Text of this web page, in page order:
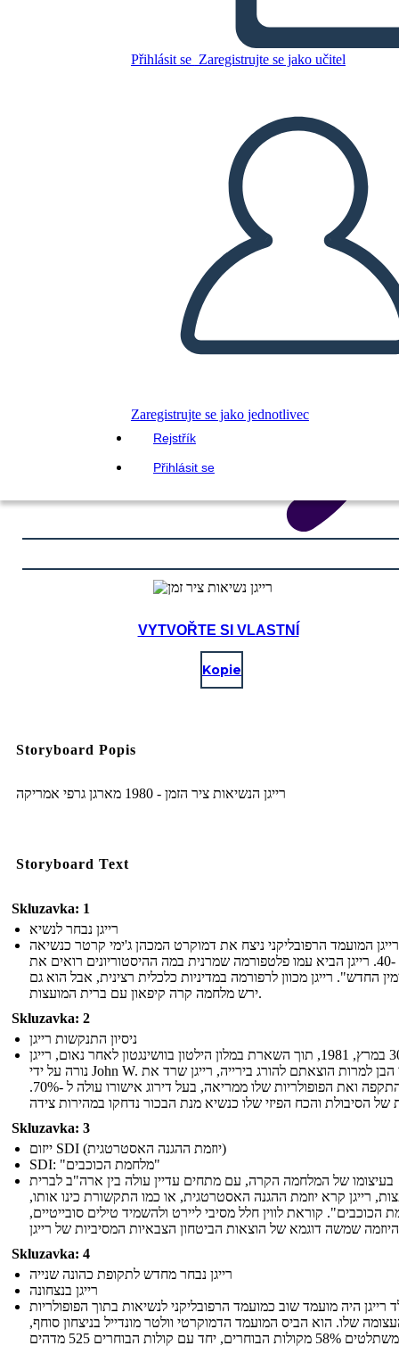
Přihlásit se Zaregistrujte se jako učitel
Zaregistrujte se jako jednotlivec
Rejstřík
Přihlásit se
PŘEHRÁT PREZENTACI
PŘEČTI MI
VYTVOŘTE SI VLASTNÍ
Kopie
Storyboard Popis
רייגן הנשיאות ציר הזמן - 1980 מארגן גרפי אמריקה
Storyboard Text
Skluzavka: 1
רייגן נבחר לנשיא
רייגן המועמד הרפובליקני ניצח את דמוקרט המכהן ג'ימי קרטר כנשיאה
ה -40. רייגן הביא עמו פלטפורמה שמרנית במה ההיסטוריונים רואים את
החדש". רייגן מכוון לרפורמה במדיניות כלכלית רצינית, אבל הוא גם
ירש מלחמה קרה קיפאון עם ברית המועצות.
Skluzavka: 2
ניסיון התנקשות רייגן
ב- 30 במרץ, 1981, תוך השארת במלון הילטון בוושינגטון לאחר נאום, רייגן
נורה על ידי John W. הינקלי הבן למרות הוצאתם להורג בירייה, רייגן שרד את
ההתקפה ואת הפופולריות שלו ממריאה, בעל דירוג אישורו עולה ל -70%.
Skluzavka: 3
ייזום SDI (יוזמת ההגנה האסטרטגית)
SDI: "מלחמת הכוכבים"
בעיצומו של המלחמה הקרה, עם מתחים עדיין עולה בין ארה"ב לברית
רייגן קרא יוזמת ההגנה האסטרטגית, או כמו התקשורת כינו אותו,
הכוכבים". קוראת לווין חלל מסיבי ליירט ולהשמיד טילים סובייטיים,
Skluzavka: 4
רייגן נבחר מחדש לתקופת כהונה שנייה
רייגן בנצחונה
רייגן היה מועמד שוב כמועמד הרפובליקני לנשיאות בתוך הפופולריות
שלו. הוא הביס המועמד הדמוקרטי וולטר מונדייל בניצחון סוחף,